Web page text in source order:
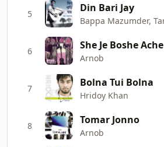
5 Din Bari Jay
6 She Je Boshe Ache
Arnob
7 Bolna Tui Bolna
Hridoy Khan
8 Tomar Jonno
Arnob